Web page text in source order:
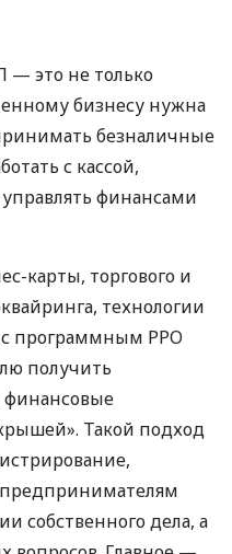
— это не только
бизнесу нужна
безналичные
с кассой,
финансами
карты, торгового и
технологии
с программным РРО
получить
финансовые
Такой подход
собственного дела, а